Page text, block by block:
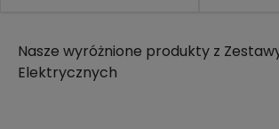
Nasze wyróżnione produkty z
Elektrycznych